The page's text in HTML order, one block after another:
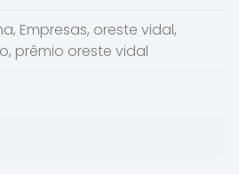
, Empresas, oreste vidal,
, prêmio oreste vidal